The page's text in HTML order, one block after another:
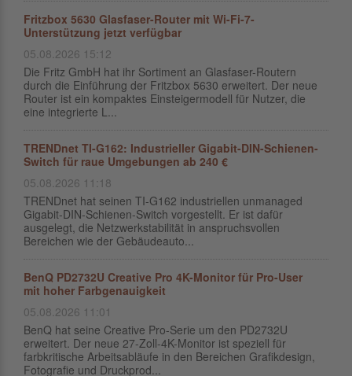
Fritzbox 5630 Glasfaser-Router mit Wi-Fi-7-
Unterstützung jetzt verfügbar
05.08.2026 15:12
Die Fritz GmbH hat ihr Sortiment an Glasfaser-Routern
durch die Einführung der Fritzbox 5630 erweitert. Der neue
Router ist ein kompaktes Einsteigermodell für Nutzer, die
eine integrierte L...
TRENDnet TI-G162: Industrieller Gigabit-DIN-Schienen-
Switch für raue Umgebungen ab 240 €
05.08.2026 11:18
TRENDnet hat seinen TI-G162 industriellen unmanaged
Gigabit-DIN-Schienen-Switch vorgestellt. Er ist dafür
ausgelegt, die Netzwerkstabilität in anspruchsvollen
Bereichen wie der Gebäudeauto...
BenQ PD2732U Creative Pro 4K-Monitor für Pro-User
mit hoher Farbgenauigkeit
05.08.2026 11:01
BenQ hat seine Creative Pro-Serie um den PD2732U
erweitert. Der neue 27-Zoll-4K-Monitor ist speziell für
farbkritische Arbeitsabläufe in den Bereichen Grafikdesign,
Fotografie und Druckprod...